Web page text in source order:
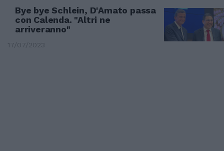
Bye bye Schlein, D'Amato passa
con Calenda. "Altri ne
arriveranno"
17/07/2023